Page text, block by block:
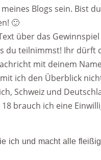
Blogs sein. Bist
🙂
über das
du teilnimmst! Ihr dürft
mit deinem
ich den Überblick
Schweiz und
brauch ich eine
ich und macht alle